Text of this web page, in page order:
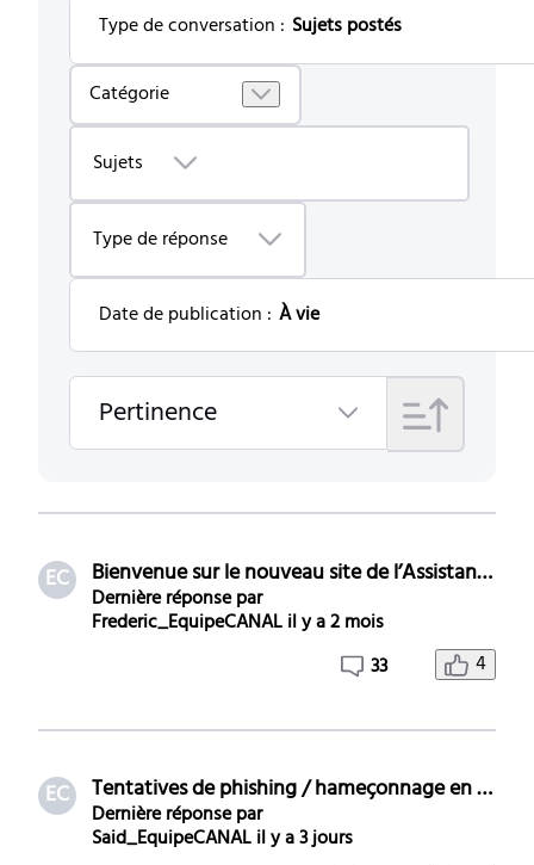
Type de conversation : Sujets postés
Selected
Sujets
postés
Catégorie
Sujets
Type de réponse
Date de publication : À vie
Selected
À
vie
Pertinence
Pertinence
EC Bienvenue sur le nouveau site de l’Assistance CANAL+
Dernière réponse par
Frederic_EquipeCANAL il y a 2 mois
33
4
EC Tentatives de phishing / hameçonnage en cours
Dernière réponse par
Said_EquipeCANAL il y a 3 jours